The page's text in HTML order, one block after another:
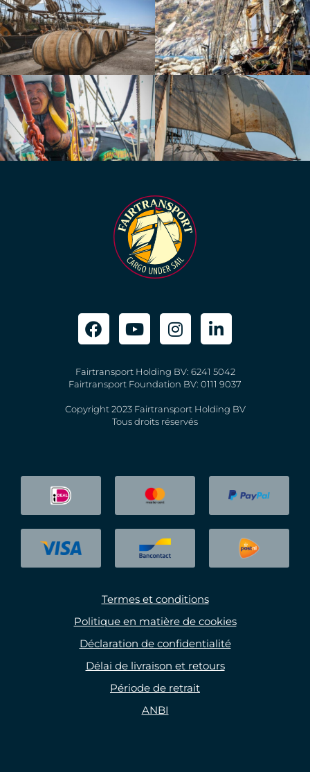
Fairtransport Holding BV: 6241 5042
Fairtransport Foundation BV: 0111 9037
Copyright 2023 Fairtransport Holding BV
Tous droits réservés
Termes et conditions
Politique en matière de cookies
Déclaration de confidentialité
Délai de livraison et retours
Période de retrait
ANBI